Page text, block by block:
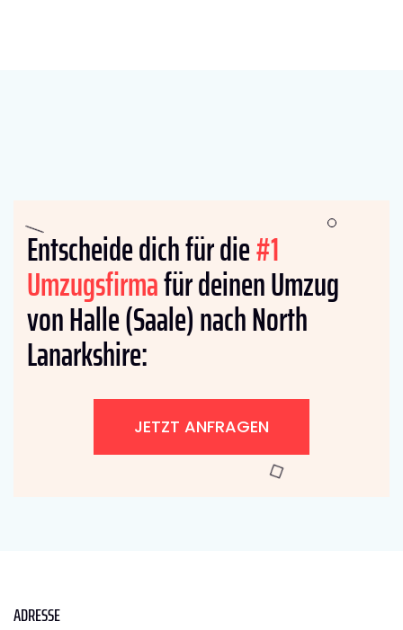
Entscheide dich für die#1
Umzugsfirmafür deinen Umzug
von Halle (Saale) nach North
Lanarkshire:
JETZT ANFRAGEN
ADRESSE